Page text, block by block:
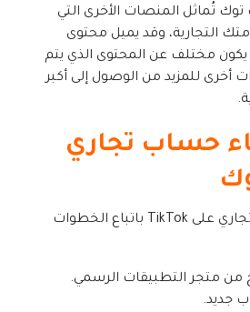
تُماثل المنصات الأخرى التي
التجارية، وقد يميل محتوى
يكون مختلف عن المحتوى الذي يتم
أخرى للمزيد من الوصول إلى أكبر
حساب تجاري
يمكن إنشاء حساب تجاري على TikTok باتباع الخطوات
من متجر التطبيقات الرسمي.
جديد.